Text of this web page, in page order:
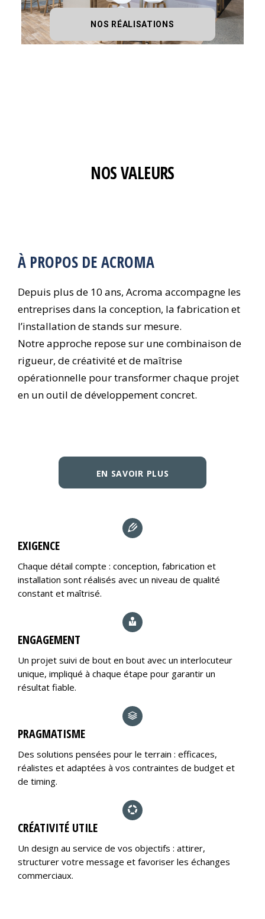
NOS RÉALISATIONS
NOS VALEURS
À PROPOS DE ACROMA
Depuis plus de 10 ans, Acroma accompagne les
entreprises dans la conception, la fabrication et
l’installation de stands sur mesure.
Notre approche repose sur une combinaison de
rigueur, de créativité et de maîtrise
opérationnelle pour transformer chaque projet
en un outil de développement concret.
EN SAVOIR PLUS
EXIGENCE
Chaque détail compte : conception, fabrication et
installation sont réalisés avec un niveau de qualité
constant et maîtrisé.
ENGAGEMENT
Un projet suivi de bout en bout avec un interlocuteur
unique, impliqué à chaque étape pour garantir un
résultat fiable.
PRAGMATISME
Des solutions pensées pour le terrain : efficaces,
réalistes et adaptées à vos contraintes de budget et
de timing.
CRÉATIVITÉ UTILE
Un design au service de vos objectifs : attirer,
structurer votre message et favoriser les échanges
commerciaux.